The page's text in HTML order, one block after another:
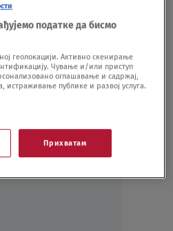
a usta od vazduha
Granda" otkrio kakva je
njima: Ovo svima pričam
Ceca i Mili se više ne
податке да бисмо
геолокацији. Активно скенирање
Чување и/или приступ
оглашавање и садржај,
публике и развој услуга.
Прихватам